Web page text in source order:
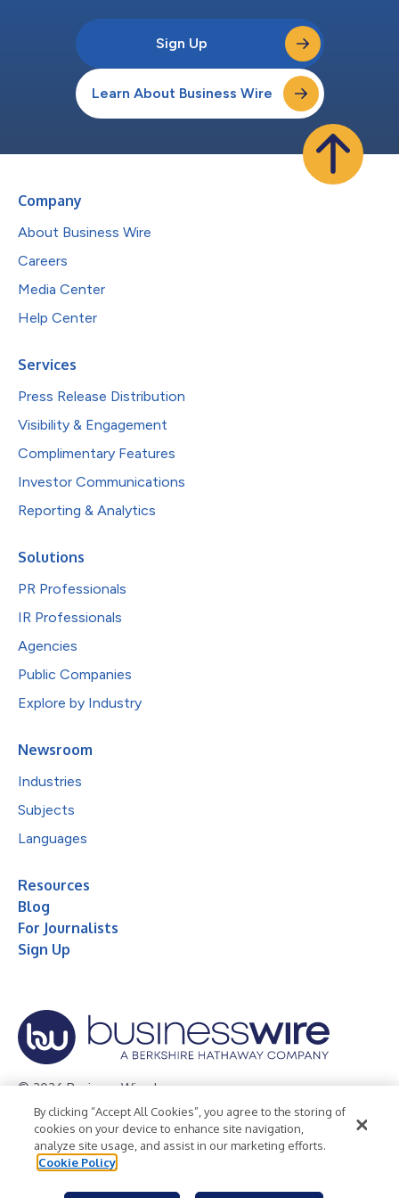
Sign Up
Learn About Business Wire
Company
About Business Wire
Careers
Media Center
Help Center
Services
Press Release Distribution
Visibility & Engagement
Complimentary Features
Investor Communications
Reporting & Analytics
Solutions
PR Professionals
IR Professionals
Agencies
Public Companies
Explore by Industry
Newsroom
Industries
Subjects
Languages
Resources
Blog
For Journalists
Sign Up
© 2026 Business Wire, Inc.
Privacy Policy Cookie Policy
Accessibility Statement
Terms of Use
Legal
By clicking “Accept All Cookies”, you agree to the storing of
cookies on your device to enhance site navigation,
analyze site usage, and assist in our marketing efforts.
Cookie Policy